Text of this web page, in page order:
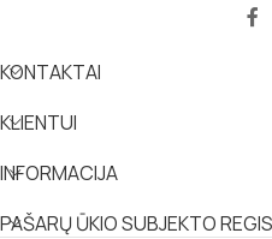
KONTAKTAI
KLIENTUI
INFORMACIJA
PAŠARŲ ŪKIO SUBJEKTO